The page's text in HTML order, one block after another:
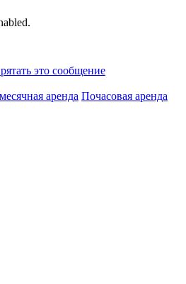
это сообщение
аренда Почасовая аренда